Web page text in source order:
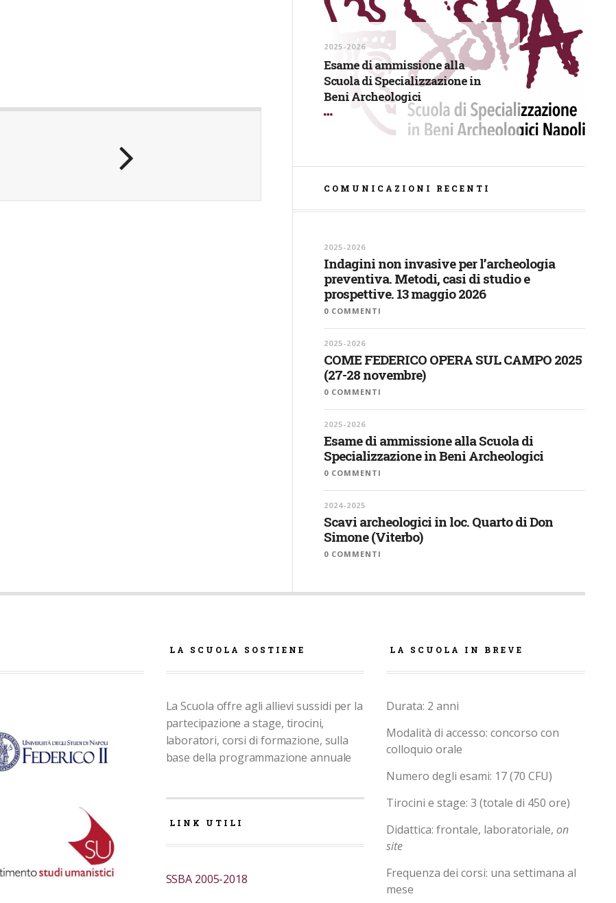
2025-2026
Esame di ammissione alla
Scuola di Specializzazione in
Beni Archeologici
COMUNICAZIONI RECENTI
2025-2026
Indagini non invasive per l’archeologia
preventiva. Metodi, casi di studio e
prospettive. 13 maggio 2026
0 COMMENTI
2025-2026
COME FEDERICO OPERA SUL CAMPO 2025
(27-28 novembre)
0 COMMENTI
2025-2026
Esame di ammissione alla Scuola di
Specializzazione in Beni Archeologici
0 COMMENTI
2024-2025
Scavi archeologici in loc. Quarto di Don
Simone (Viterbo)
0 COMMENTI
LA SCUOLA SOSTIENE
La Scuola offre agli allievi sussidi per la
partecipazione a stage, tirocini,
laboratori, corsi di formazione, sulla
base della programmazione annuale
LINK UTILI
SSBA 2005-2018
LA SCUOLA IN BREVE
Durata: 2 anni
Modalità di accesso: concorso con
colloquio orale
Numero degli esami: 17 (70 CFU)
Tirocini e stage: 3 (totale di 450 ore)
Didattica: frontale, laboratoriale, on
site
Frequenza dei corsi: una settimana al
mese